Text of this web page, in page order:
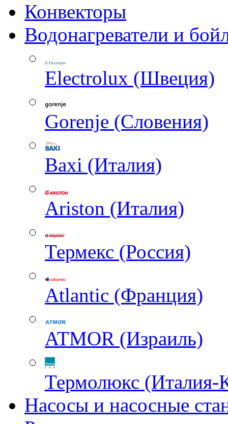
Конвекторы
Водонагреватели и
Electrolux (Швеция)
Gorenje (Словения)
Baxi (Италия)
Ariston (Италия)
Термекс (Россия)
Atlantic (Франция)
ATMOR (Израиль)
Термолюкс (Италия-
Насосы и насосные